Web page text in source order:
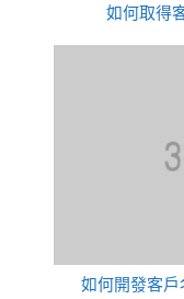
如何取得
如何開發客